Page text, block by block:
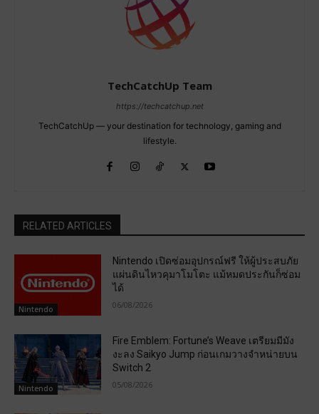
TechCatchUp Team
https://techcatchup.net
TechCatchUp — your destination for technology, gaming and
lifestyle.
RELATED ARTICLES
Nintendo
Nintendo เปิดซ่อมอุปกรณ์ฟรี ให้ผู้ประสบภัย
แผ่นดินไหวคุมาโมโตะ แม้หมดประกันก็ซ่อม
ได้
06/08/2026
Nintendo
Fire Emblem: Fortune’s Weave เตรียมมีมัง
งะลง Saikyo Jump ก่อนเกมวางจำหน่ายบน
Switch 2
05/08/2026